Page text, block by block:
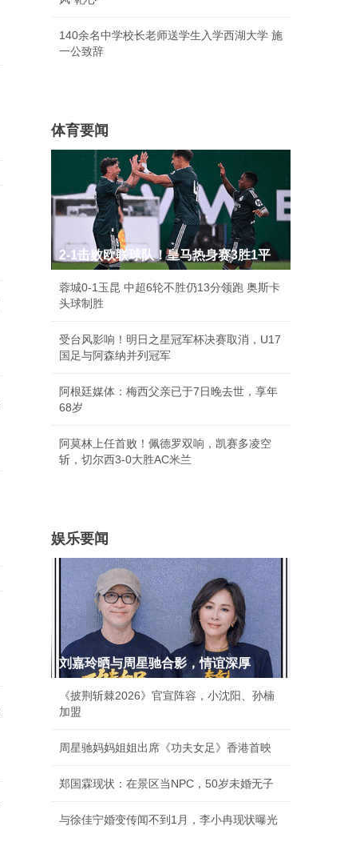
140余名中学校长老师送学生入学西湖大学 施
一公致辞
体育要闻
2-1击败欧联球队！皇马热身赛3胜1平
蓉城0-1玉昆 中超6轮不胜仍13分领跑 奥斯卡
头球制胜
受台风影响！明日之星冠军杯决赛取消，U17
国足与阿森纳并列冠军
阿根廷媒体：梅西父亲已于7日晚去世，享年
68岁
阿莫林上任首败！佩德罗双响，凯赛多凌空
斩，切尔西3-0大胜AC米兰
娱乐要闻
刘嘉玲晒与周星驰合影，情谊深厚
《披荆斩棘2026》官宣阵容，小沈阳、孙楠
加盟
周星驰妈妈姐姐出席《功夫女足》香港首映
郑国霖现状：在景区当NPC，50岁未婚无子
与徐佳宁婚变传闻不到1月，李小冉现状曝光